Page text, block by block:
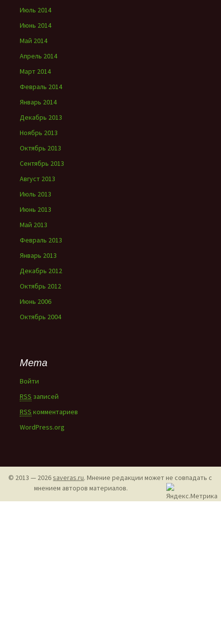
Июль 2014
Июнь 2014
Май 2014
Апрель 2014
Март 2014
Февраль 2014
Январь 2014
Декабрь 2013
Ноябрь 2013
Октябрь 2013
Сентябрь 2013
Август 2013
Июль 2013
Июнь 2013
Май 2013
Февраль 2013
Январь 2013
Декабрь 2012
Октябрь 2012
Июнь 2006
Октябрь 2004
Мета
Войти
RSS записей
RSS комментариев
WordPress.org
© 2013 — 2026saveras.ru. Мнение редакции может не совпадать с
мнением авторов материалов.